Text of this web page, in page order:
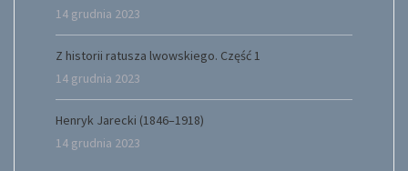
14 grudnia 2023
Z historii ratusza lwowskiego. Część 1
14 grudnia 2023
Henryk Jarecki (1846–1918)
14 grudnia 2023